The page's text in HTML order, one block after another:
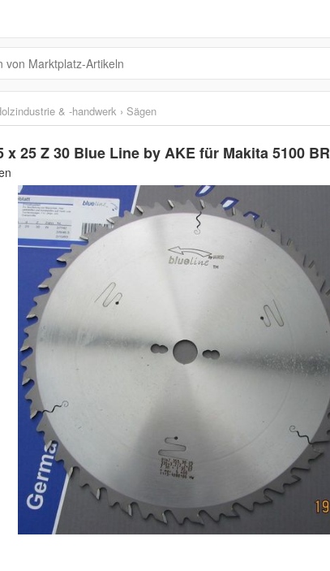
& -handwerk › Sägen
x 25 Z 30 Blue Line by AKE für Makita 5100 BR